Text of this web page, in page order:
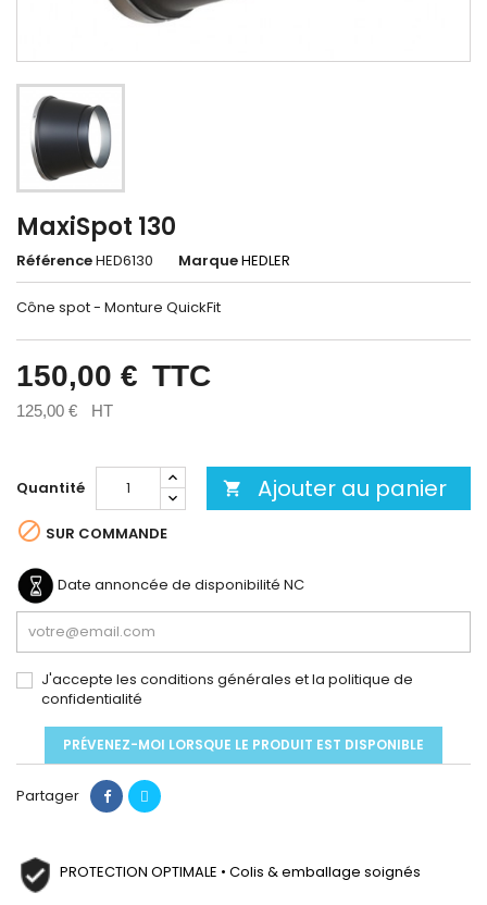
MaxiSpot 130
RéférenceHED6130 MarqueHEDLER
Cône spot - Monture QuickFit
150,00 € TTC
125,00 € HT
Quantité  Ajouter au panier
 SUR COMMANDE
Date annoncée de disponibilité NC
J'accepte les conditions générales et la politique de
confidentialité
PRÉVENEZ-MOI LORSQUE LE PRODUIT EST DISPONIBLE
Partager
PROTECTION OPTIMALE • Colis & emballage soignés